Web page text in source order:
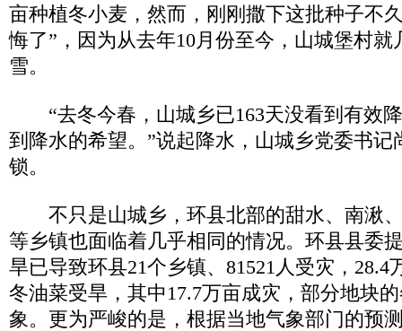
亩种植冬小麦，然而，刚刚撒下这批种子不
悔了”，因为从去年10月份至今，山城堡村就
雪。
“去冬今春，山城乡已163天没看到有效
到降水的希望。”说起降水，山城乡党委书记
锁。
不只是山城乡，环县北部的甜水、南湫
等乡镇也面临着几乎相同的情况。环县县委
旱已导致环县21个乡镇、81521人受灾，28.4
冬油菜受旱，其中17.7万亩成灾，部分地块
象。更为严峻的是，根据当地气象部门的预